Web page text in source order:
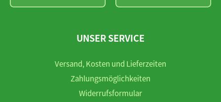
UNSER SERVICE
Versand, Kosten und Lieferzeiten
Zahlungsmöglichkeiten
Widerrufsformular